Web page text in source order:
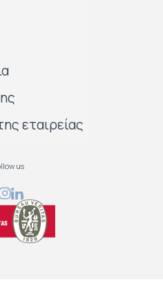
εταιρείας
us